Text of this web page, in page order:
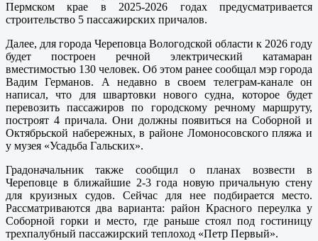
Пермском крае в 2025-2026 годах предусматривается
строительство 5 пассажирских причалов.
Далее, для города Череповца Вологодской области к 2026 году
будет построен речной электрический катамаран
вместимостью 130 человек. Об этом ранее сообщал мэр города
Вадим Германов. А недавно в своем телеграм-канале он
написал, что для швартовки нового судна, которое будет
перевозить пассажиров по городскому речному маршруту,
построят 4 причала. Они должны появиться на Соборной и
Октябрьской набережных, в районе Ломоносовского пляжа и
у музея «Усадьба Гальских».
Градоначальник также сообщил о планах возвести в
Череповце в ближайшие 2-3 года новую причальную стену
для круизных судов. Сейчас для нее подбирается место.
Рассматриваются два варианта: район Красного переулка у
Соборной горки и место, где раньше стоял под гостиницу
трехпалубный пассажирский теплоход «Петр Первый».